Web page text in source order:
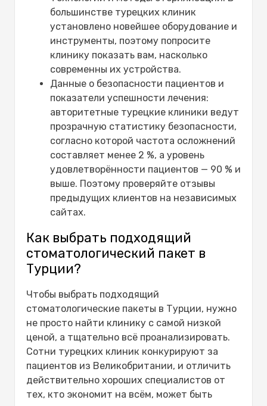
большинстве турецких клиник
установлено новейшее оборудование и
инструменты, поэтому попросите
клинику показать вам, насколько
современны их устройства.
Данные о безопасности пациентов и
показатели успешности лечения:
авторитетные турецкие клиники ведут
прозрачную статистику безопасности,
согласно которой частота осложнений
составляет менее 2 %, а уровень
удовлетворённости пациентов — 90 % и
выше. Поэтому проверяйте отзывы
предыдущих клиентов на независимых
сайтах.
Как выбрать подходящий
стоматологический пакет в
Турции?
Чтобы выбрать подходящий
стоматологические пакеты в Турции, нужно
не просто найти клинику с самой низкой
ценой, а тщательно всё проанализировать.
Сотни турецких клиник конкурируют за
пациентов из Великобритании, и отличить
действительно хороших специалистов от
тех, кто экономит на всём, может быть